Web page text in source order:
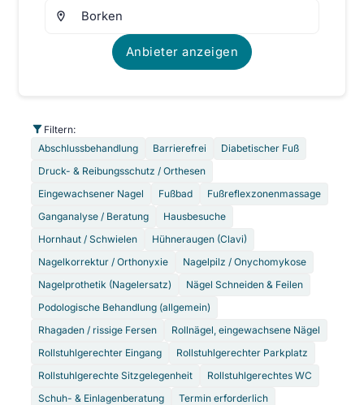
Filtern:
Abschlussbehandlung
Barrierefrei
Diabetischer Fuß
Druck- & Reibungsschutz / Orthesen
Eingewachsener Nagel
Fußbad
Fußreflexzonenmassage
Ganganalyse / Beratung
Hausbesuche
Hornhaut / Schwielen
Hühneraugen (Clavi)
Nagelkorrektur / Orthonyxie
Nagelpilz / Onychomykose
Nagelprothetik (Nagelersatz)
Nägel Schneiden & Feilen
Podologische Behandlung (allgemein)
Rhagaden / rissige Fersen
Rollnägel, eingewachsene Nägel
Rollstuhlgerechter Eingang
Rollstuhlgerechter Parkplatz
Rollstuhlgerechte Sitzgelegenheit
Rollstuhlgerechtes WC
Schuh- & Einlagenberatung
Termin erforderlich